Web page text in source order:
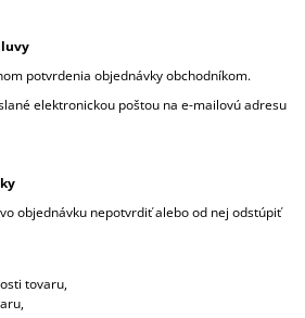
potvrdenia objednávky obchodníkom.
elektronickou poštou na e-mailovú adresu
objednávku nepotvrdiť alebo od nej odstúpiť
tovaru,